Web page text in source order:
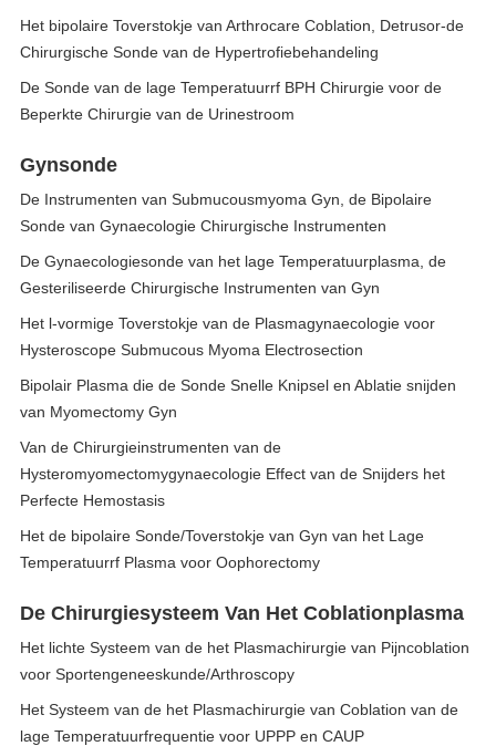
Het bipolaire Toverstokje van Arthrocare Coblation, Detrusor-de
Chirurgische Sonde van de Hypertrofiebehandeling
De Sonde van de lage Temperatuurrf BPH Chirurgie voor de
Beperkte Chirurgie van de Urinestroom
Gynsonde
De Instrumenten van Submucousmyoma Gyn, de Bipolaire
Sonde van Gynaecologie Chirurgische Instrumenten
De Gynaecologiesonde van het lage Temperatuurplasma, de
Gesteriliseerde Chirurgische Instrumenten van Gyn
Het l-vormige Toverstokje van de Plasmagynaecologie voor
Hysteroscope Submucous Myoma Electrosection
Bipolair Plasma die de Sonde Snelle Knipsel en Ablatie snijden
van Myomectomy Gyn
Van de Chirurgieinstrumenten van de
Hysteromyomectomygynaecologie Effect van de Snijders het
Perfecte Hemostasis
Het de bipolaire Sonde/Toverstokje van Gyn van het Lage
Temperatuurrf Plasma voor Oophorectomy
De Chirurgiesysteem Van Het Coblationplasma
Het lichte Systeem van de het Plasmachirurgie van Pijncoblation
voor Sportengeneeskunde/Arthroscopy
Het Systeem van de het Plasmachirurgie van Coblation van de
lage Temperatuurfrequentie voor UPPP en CAUP